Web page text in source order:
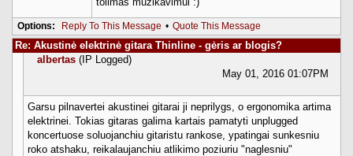
Options: Reply To This Message • Quote This Message
Re: Akustinė elektrinė gitara Thinline - gėris ar blogis?
albertas (IP Logged)
May 01, 2016 01:07PM
Garsu pilnavertei akustinei gitarai ji neprilygs, o ergonomika artima
elektrinei. Tokias gitaras galima kartais pamatyti unplugged
koncertuose soluojanchiu gitaristu rankose, ypatingai sunkesniu
roko atshaku, reikalaujanchiu atlikimo poziuriu "naglesniu"